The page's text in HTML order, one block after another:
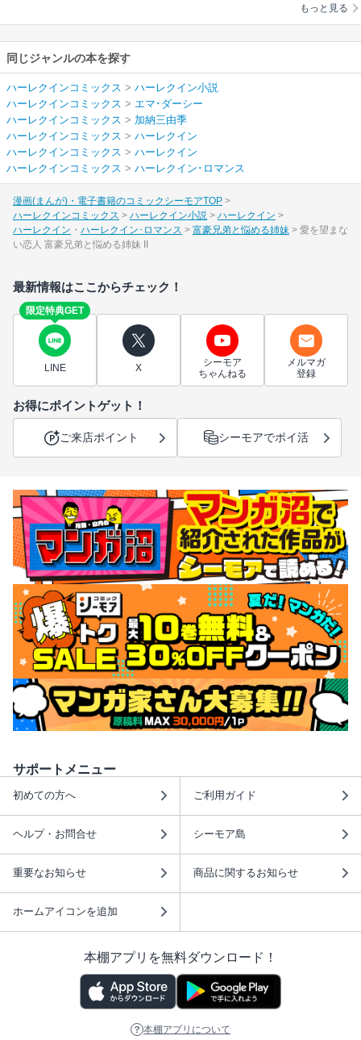
もっと見る
同じジャンルの本を探す
ハーレクインコミックス > ハーレクイン小説
ハーレクインコミックス > エマ･ダーシー
ハーレクインコミックス > 加納三由季
ハーレクインコミックス > ハーレクイン
ハーレクインコミックス > ハーレクイン
ハーレクインコミックス > ハーレクイン･ロマンス
漫画(まんが)・電子書籍のコミックシーモアTOP
ハーレクインコミックス
ハーレクイン小説
ハーレクイン
ハーレクイン
ハーレクイン･ロマンス 富豪兄弟と悩める姉妹
愛を望まな
い恋人 富豪兄弟と悩める姉妹 II
最新情報はここからチェック！
限定特典GET
LINE X
シーモア
ちゃんねる
メルマガ
登録
お得にポイントゲット！
ご来店ポイント シーモアでポイ活
サポートメニュー
初めての方へ ご利用ガイド
ヘルプ・お問合せ シーモア島
重要なお知らせ 商品に関するお知らせ
ホームアイコンを追加
本棚アプリを無料ダウンロード！
本棚アプリについて